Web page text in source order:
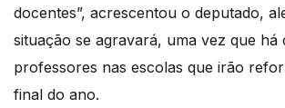
docentes”, acrescentou o deputado,
situação se agravará, uma vez que há
professores nas escolas que irão
final do ano.